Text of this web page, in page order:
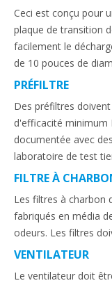
Ceci est conçu pour
plaque de transition
facilement le
de 10 pouces de
PRÉFILTRE
Des préfiltres
d'efficacité minimum
documentée avec
laboratoire de test
FILTRE À
Les filtres à charbon
fabriqués en média
odeurs. Les filtres
VENTILATEUR
Le ventilateur doit